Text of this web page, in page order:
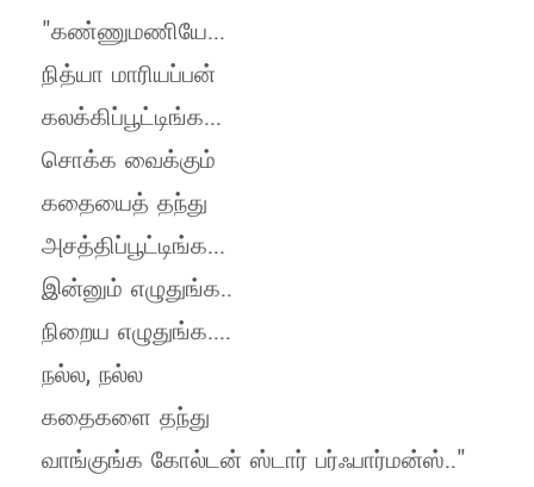
"கண்ணுமணியே...
நித்யா மாரியப்பன்
கலக்கிப்பூட்டிங்க...
சொக்க வைக்கும்
கதையைத் தந்து
அசத்திப்பூட்டிங்க...
இன்னும் எழுதுங்க..
நிறைய எழுதுங்க....
நல்ல, நல்ல
கதைகளை தந்து
வாங்குங்க கோல்டன் ஸ்டார் பர்ஃபார்மன்ஸ்.."